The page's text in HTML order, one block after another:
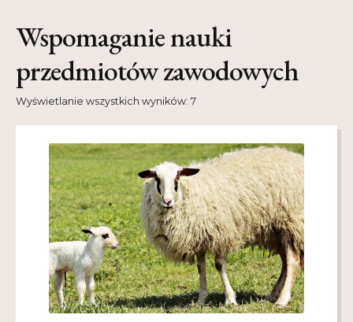
Checkout
Kontakt
My Account
Nauka praktyce praktyka nauce
O nas
Polityka Prywatności
Pomoc
Wspomaganie nauki
przedmiotów zawodowych
Wyświetlanie wszystkich wyników: 7